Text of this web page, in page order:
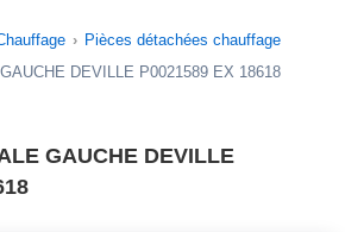
Pièces détachées chauffage
DEVILLE P0021589 EX 18618
GAUCHE DEVILLE